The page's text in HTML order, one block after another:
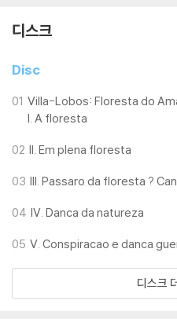
디스크
Disc
01 Villa-Lobos: Floresta do
I. A floresta
02 II. Em plena floresta
03 III. Passaro da floresta ?
04 IV. Danca da natureza
05 V. Conspiracao e danca
디스크